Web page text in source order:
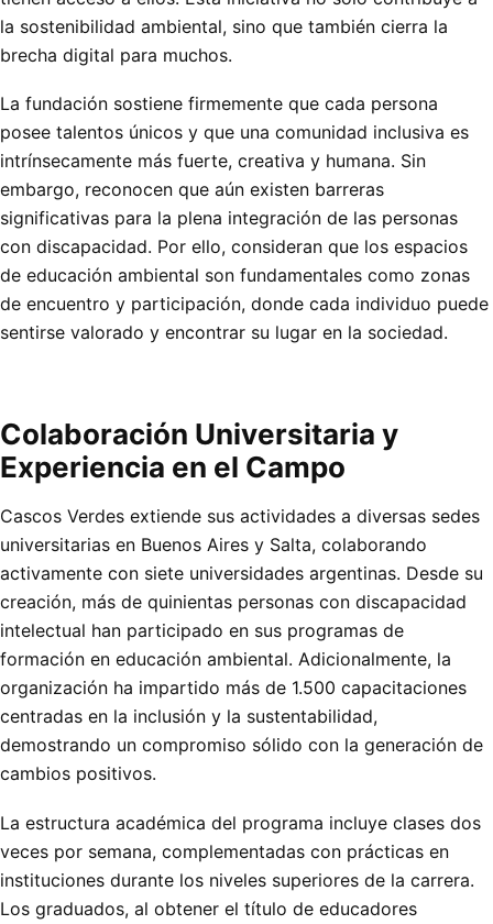
la sostenibilidad ambiental, sino que también cierra la
brecha digital para muchos.
La fundación sostiene firmemente que cada persona
posee talentos únicos y que una comunidad inclusiva es
intrínsecamente más fuerte, creativa y humana. Sin
embargo, reconocen que aún existen barreras
significativas para la plena integración de las personas
con discapacidad. Por ello, consideran que los espacios
de educación ambiental son fundamentales como zonas
de encuentro y participación, donde cada individuo puede
sentirse valorado y encontrar su lugar en la sociedad.
Colaboración Universitaria y
Experiencia en el Campo
Cascos Verdes extiende sus actividades a diversas sedes
universitarias en Buenos Aires y Salta, colaborando
activamente con siete universidades argentinas. Desde su
creación, más de quinientas personas con discapacidad
intelectual han participado en sus programas de
formación en educación ambiental. Adicionalmente, la
organización ha impartido más de 1.500 capacitaciones
centradas en la inclusión y la sustentabilidad,
demostrando un compromiso sólido con la generación de
cambios positivos.
La estructura académica del programa incluye clases dos
veces por semana, complementadas con prácticas en
instituciones durante los niveles superiores de la carrera.
Los graduados, al obtener el título de educadores